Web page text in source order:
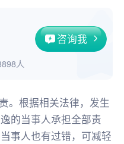
咨询我
人
。根据相关法律，发生
的当事人承担全部责
事人也有过错，可减轻